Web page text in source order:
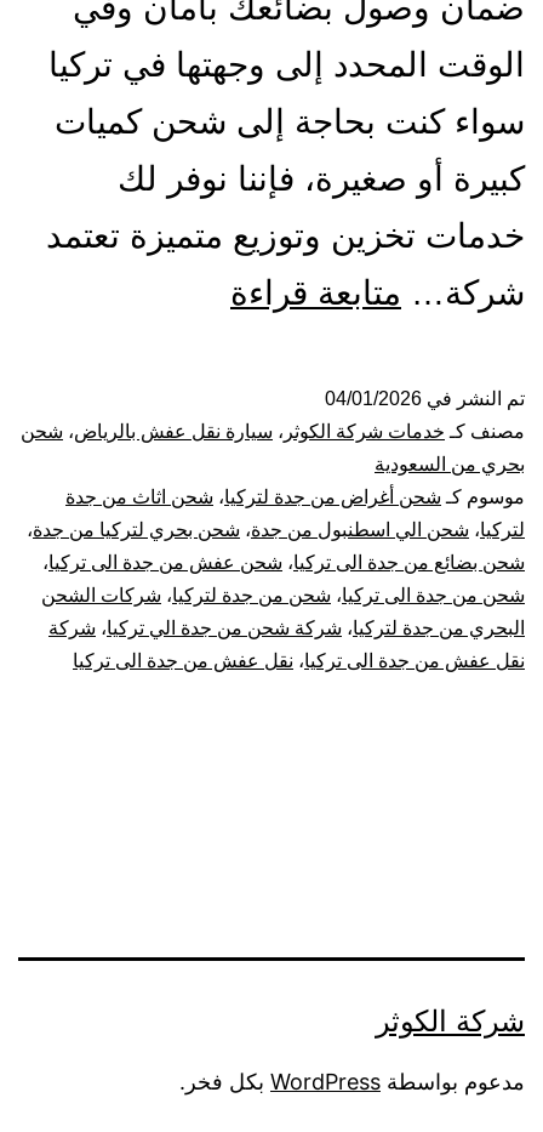
ضمان وصول بضائعك بأمان وفي
الوقت المحدد إلى وجهتها في تركيا
سواء كنت بحاجة إلى شحن كميات
كبيرة أو صغيرة، فإننا نوفر لك
خدمات تخزين وتوزيع متميزة تعتمد
شركة… متابعة قراءة
الي
تركيا
|
تم النشر في 04/01/2026
مصنف كـ خدمات شركة الكوثر ، سيارة نقل عفش بالرياض، شحن
بحري من السعودية
موسوم كـ شحن أغراض من جدة لتركيا، شحن اثاث من جدة
لتركيا، شحن الي اسطنبول من جدة، شحن بحري لتركيا من جدة،
شحن بضائع من جدة الى تركيا، شحن عفش من جدة الى تركيا،
شحن من جدة الى تركيا، شحن من جدة لتركيا، شركات الشحن
البحري من جدة لتركيا، شركة شحن من جدة الي تركيا، شركة
نقل عفش من جدة الى تركيا، نقل عفش من جدة الى تركيا
شركة الكوثر
مدعوم بواسطة WordPress بكل فخر.